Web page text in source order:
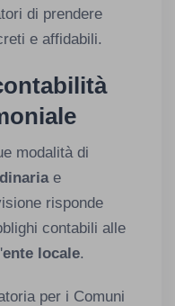
di prendere
e affidabili.
modalità di
e
risponde
contabili alle
ente locale.
per i Comuni